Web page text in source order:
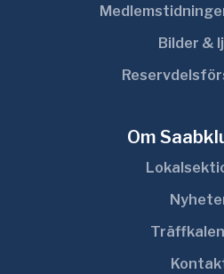
Bilder &
Om